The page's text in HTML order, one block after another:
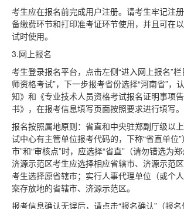
考生应在报名前完成用户注册。请考生牢记注
备缴费环节和打印准考证环节使用，并且可在
试时使用。
3.网上报名
考生登录报名平台，点击左侧“进入网上报名”
师资格考试”，下一步报考省份选择“河南省”，
知》和《专业技术人员资格考试报名证明事项
书》，在报考信息填写页面按照要求进行填写。
报名按照属地原则：省直和中央驻郑副厅级以
试中心有主管单位报考代码的，下称“省直单位
市”和“审核点”时，应选择“省直”（请勿错选为郑
济源示范区考生应选择相应省辖市、济源示范区
考生选择原省辖市；实行人事代理单位（或个
案存放地的省辖市、济源示范区。
报考信息确认无误后，请点击“报名确认”（报